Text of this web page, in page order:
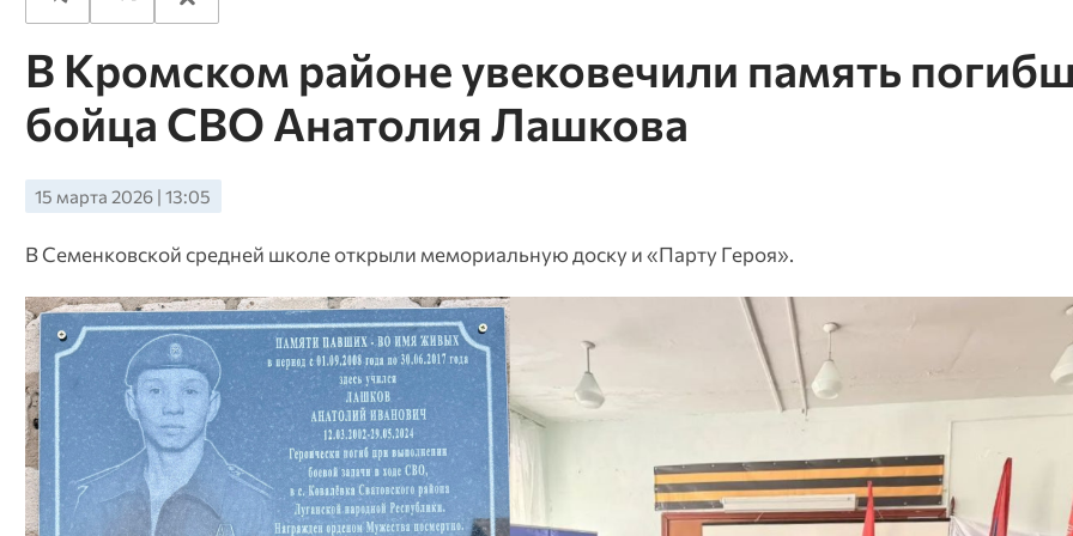
В Кромском районе увековечили память
бойца СВО Анатолия Лашкова
15 марта 2026 | 13:05
В Семенковской средней школе открыли мемориальную доску и «Парту Героя».